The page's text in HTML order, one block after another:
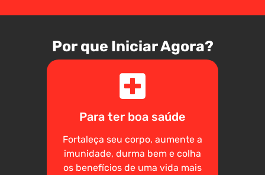
Por que Iniciar Agora?
Para ter boa saúde
Fortaleça seu corpo, aumente a
imunidade, durma bem e colha
os benefícios de uma vida mais